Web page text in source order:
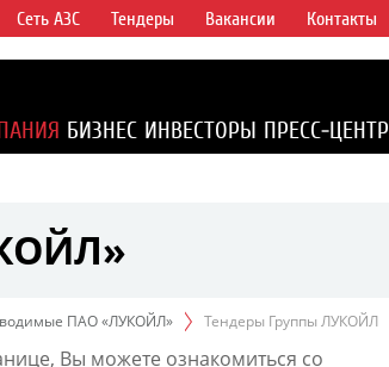
Сеть АЗС Тендеры Вакансии Контакты
БИЗНЕС ИНВЕСТОРЫ ПРЕСС-ЦЕНТР
ПАО «ЛУКОЙЛ» Тендеры Группы ЛУКОЙЛ
Вы можете ознакомиться со